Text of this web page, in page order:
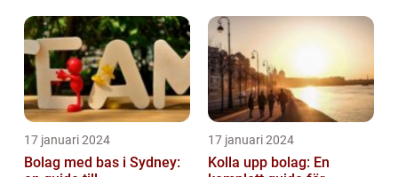
etablera en ...
17 januari 2024
Bolag med bas i Sydney:
17 januari 2024
Kolla upp bolag: En